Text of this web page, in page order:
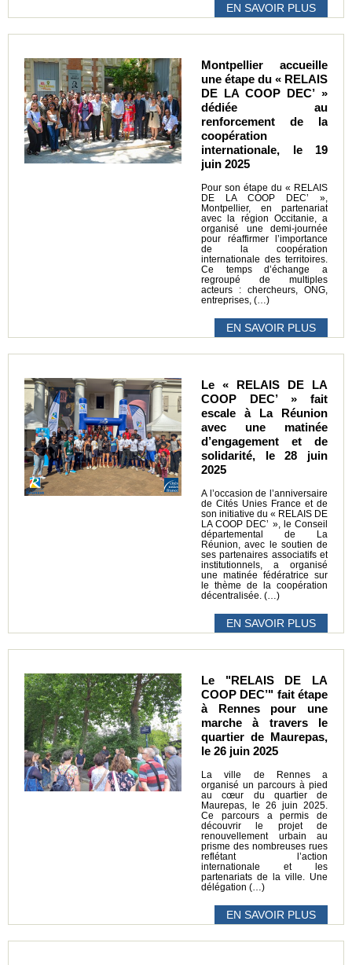
EN SAVOIR PLUS
Montpellier accueille
une étape du « RELAIS
DE LA COOP DEC’ »
dédiée au
renforcement de la
coopération
internationale, le 19
juin 2025
Pour son étape du « RELAIS
DE LA COOP DEC’ »,
Montpellier, en partenariat
avec la région Occitanie, a
organisé une demi-journée
pour réaffirmer l’importance
de la coopération
internationale des territoires.
Ce temps d’échange a
regroupé de multiples
acteurs : chercheurs, ONG,
entreprises, (…)
EN SAVOIR PLUS
Le « RELAIS DE LA
COOP DEC’ » fait
escale à La Réunion
avec une matinée
d’engagement et de
solidarité, le 28 juin
2025
A l’occasion de l’anniversaire
de Cités Unies France et de
son initiative du « RELAIS DE
LA COOP DEC’ », le Conseil
départemental de La
Réunion, avec le soutien de
ses partenaires associatifs et
institutionnels, a organisé
une matinée fédératrice sur
le thème de la coopération
décentralisée. (…)
EN SAVOIR PLUS
Le "RELAIS DE LA
COOP DEC’" fait étape
à Rennes pour une
marche à travers le
quartier de Maurepas,
le 26 juin 2025
La ville de Rennes a
organisé un parcours à pied
au cœur du quartier de
Maurepas, le 26 juin 2025.
Ce parcours a permis de
découvrir le projet de
renouvellement urbain au
prisme des nombreuses rues
reflétant l’action
internationale et les
partenariats de la ville. Une
délégation (…)
EN SAVOIR PLUS